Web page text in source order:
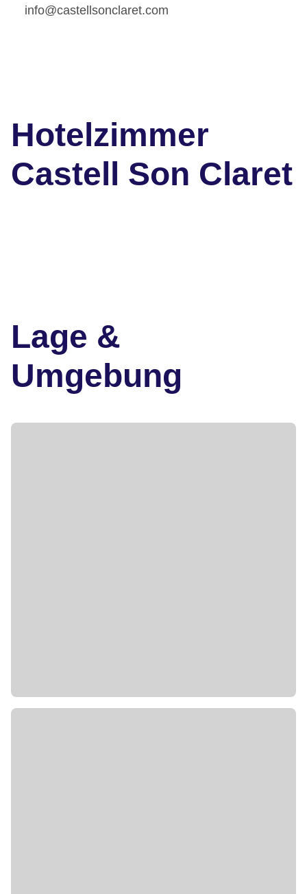
info@castellsonclaret.com
Hotelzimmer
Castell Son Claret
Lage &
Umgebung